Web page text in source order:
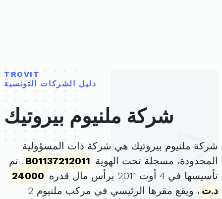
TROVIT
دليل الشركات التونسية
شركة ملنيوم بيروتيك
شركة ملنيوم بيروتيك هي شركة ذات المسؤولية
المحدودة، مسجلة تحت الهوية B01137212011 . تم
تأسيسها في 4 أوت 2011 برأس مال قدره
24000
د.ت
، ويقع مقرها الرئيسي في مركب ملنيوم 2